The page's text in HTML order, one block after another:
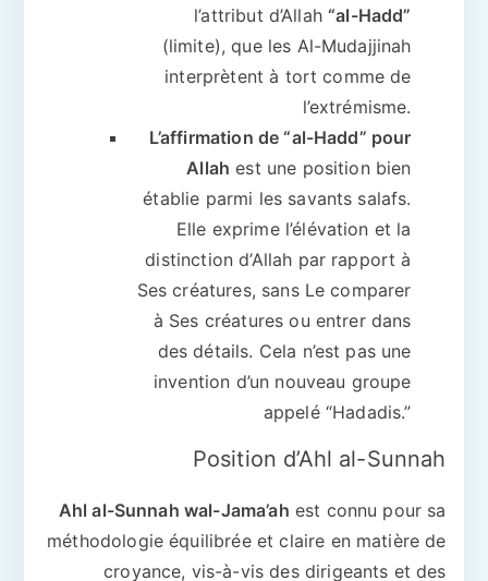
l’attribut d’Allah“al-Hadd”
(limite), que les Al-Mudajjinah
interprètent à tort comme de
l’extrémisme.
L’affirmation de “al-Hadd” pour
Allah est une position bien
établie parmi les savants salafs.
Elle exprime l’élévation et la
distinction d’Allah par rapport à
Ses créatures, sans Le comparer
à Ses créatures ou entrer dans
des détails. Cela n’est pas une
invention d’un nouveau groupe
appelé “Hadadis.”
Position d’Ahl al-Sunnah
Ahl al-Sunnah wal-Jama’ah est connu pour sa
méthodologie équilibrée et claire en matière de
croyance, vis-à-vis des dirigeants et des